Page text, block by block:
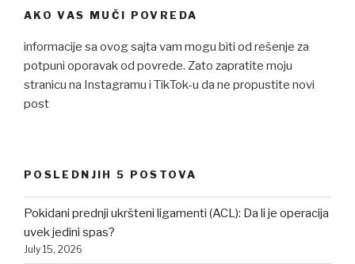
AKO VAS MUČI POVREDA
informacije sa ovog sajta vam mogu biti od rešenje za
potpuni oporavak od povrede. Zato zapratite moju
stranicu na Instagramu i TikTok-u da ne propustite novi
post
POSLEDNJIH 5 POSTOVA
Pokidani prednji ukršteni ligamenti (ACL): Da li je operacija
uvek jedini spas?
July 15, 2026